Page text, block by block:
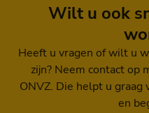
Wilt u ook
Heeft u vragen of wilt u
zijn? Neem contact op
ONVZ. Die helpt u
en